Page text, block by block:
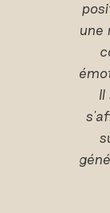
une
Il